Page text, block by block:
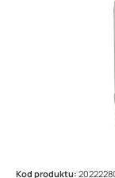
Kod produktu: